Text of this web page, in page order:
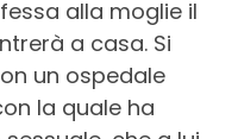
alla moglie il
a casa. Si
un ospedale
la quale ha